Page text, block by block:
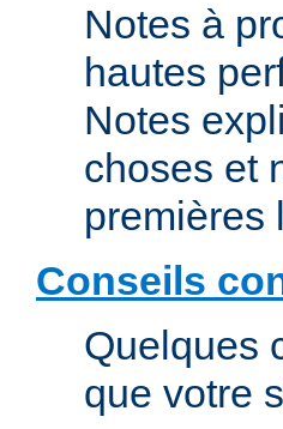
Notes à
hautes
Notes
choses et
premières
Conseils
Quelques
que votre